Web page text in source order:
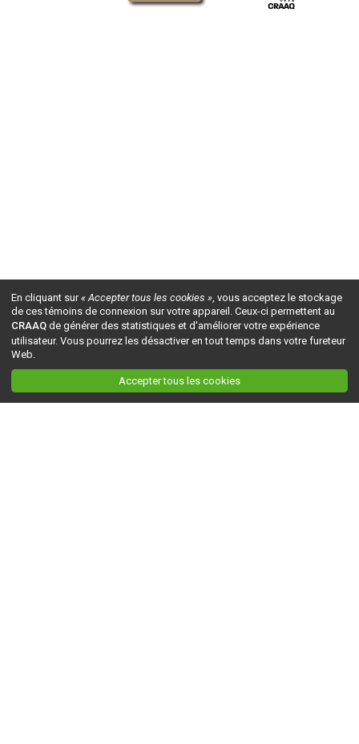
En cliquant sur« Accepter tous les cookies », vous acceptez le stockage
de ces témoins de connexion sur votre appareil. Ceux-ci permettent au
CRAAQ de générer des statistiques et d'améliorer votre expérience
utilisateur. Vous pourrez les désactiver en tout temps dans votre fureteur
Web.
Accepter tous les cookies